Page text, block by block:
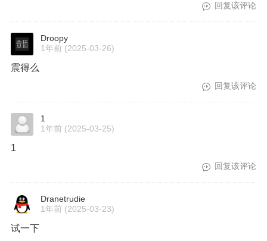
回复该评论
Droopy
1年前 (2025-03-26)
震得么
回复该评论
1
1年前 (2025-03-25)
1
回复该评论
Dranetrudie
1年前 (2025-03-23)
试一下